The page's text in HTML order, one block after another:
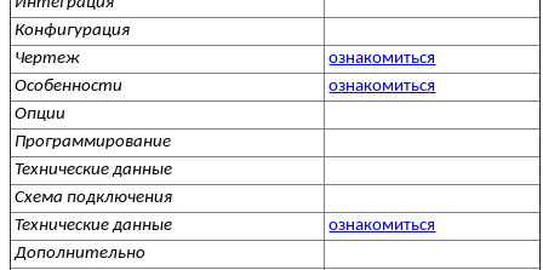
Конфигурация
Чертеж
ознакомиться
Особенности
ознакомиться
Опции
Программирование
Технические данные
Схема подключения
Технические данные
ознакомиться
Дополнительно